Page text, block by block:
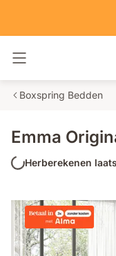
Navigatie in- en
Boxspring Bedden
Emma
Herberekenen